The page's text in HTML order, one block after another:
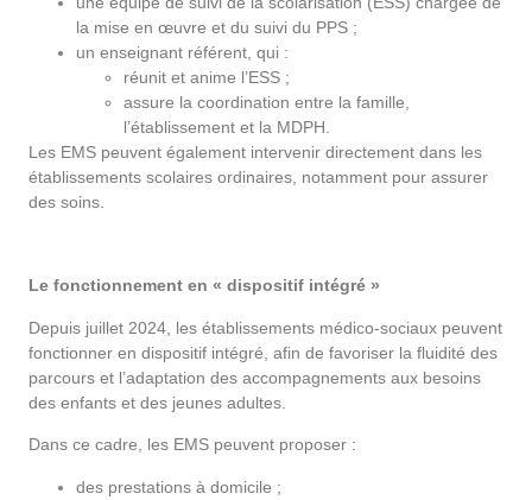
la mise en œuvre et du suivi du PPS ;
un enseignant référent, qui :
réunit et anime l’ESS ;
assure la coordination entre la famille,
l’établissement et la MDPH.
Les EMS peuvent également intervenir directement dans les
établissements scolaires ordinaires, notamment pour assurer
des soins.
Le fonctionnement en « dispositif intégré »
Depuis juillet 2024, les établissements médico-sociaux peuvent
fonctionner en dispositif intégré, afin de favoriser la fluidité des
parcours et l’adaptation des accompagnements aux besoins
des enfants et des jeunes adultes.
Dans ce cadre, les EMS peuvent proposer :
des prestations à domicile ;